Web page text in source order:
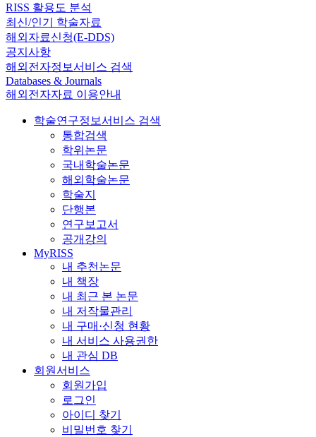
RISS 활용도 분석
최신/인기 학술자료
해외자료신청(E-DDS)
공지사항
해외전자정보서비스 검색
Databases & Journals
해외전자자료 이용안내
학술연구정보서비스 검색
통합검색
학위논문
국내학술논문
해외학술논문
학술지
단행본
연구보고서
공개강의
MyRISS
내 추천논문
내 책장
내 최근 본 논문
내 저작물관리
내 구매·신청 현황
내 서비스 사용권한
내 관심 DB
회원서비스
회원가입
로그인
아이디 찾기
비밀번호 찾기